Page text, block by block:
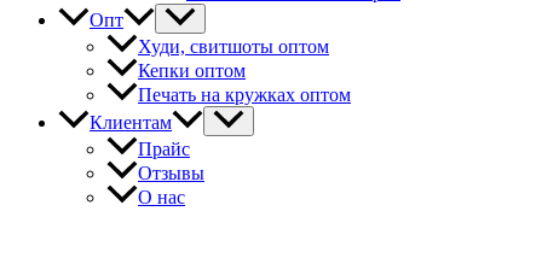
Опт
Худи, свитшоты оптом
Кепки оптом
Печать на кружках оптом
Клиентам
Прайс
Отзывы
О нас